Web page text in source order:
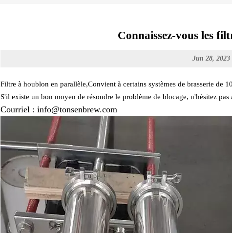
Connaissez-vous les
Jun 28, 2023
Filtre à houblon en parallèle,Convient à certains systèmes de brasserie de
S'il existe un bon moyen de résoudre le problème de blocage, n'hésitez
Courriel : info@tonsenbrew.com